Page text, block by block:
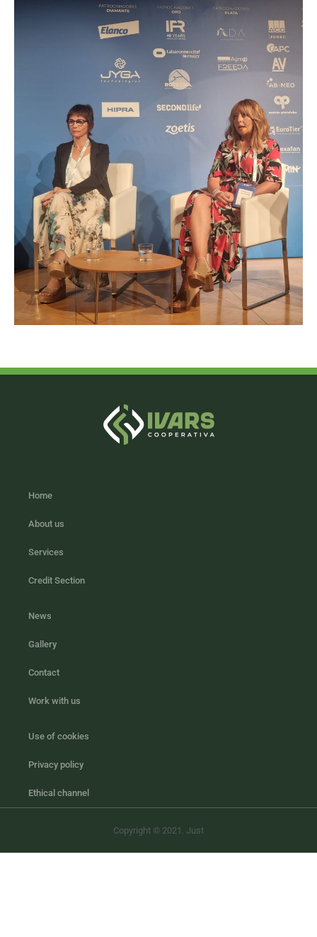
Home
About us
Services
Credit Section
News
Gallery
Contact
Work with us
Use of cookies
Privacy policy
Ethical channel
Copyright © 2021. Just